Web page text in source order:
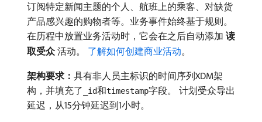
订阅特定新闻主题的个人、航班上的乘客、对缺货
产品感兴趣的购物者等。业务事件始终基于规则。
在历程中放置业务活动时，它会在之后自动添加​ 读
取受众 ​活动。 了解如何创建商业活动。
架构要求： ​具有非人员主标识的时间序列XDM架
构，并填充了
_id和timestamp字段。 计划受众导出
延迟，从15分钟延迟到1小时。